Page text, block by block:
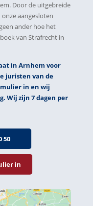
Door de uitgebreide
aangesloten
ander hoe het
van Strafrecht in
in Arnhem voor
juristen van de
in en wij
Wij zijn 7 dagen per
50
in